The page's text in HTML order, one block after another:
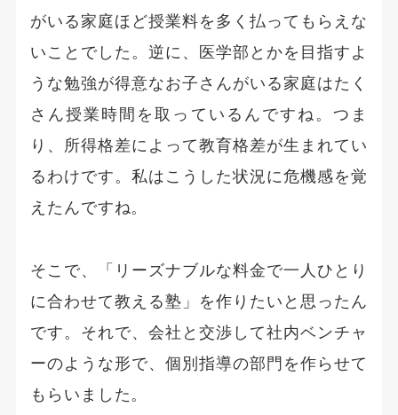
がいる家庭ほど授業料を多く払ってもらえな
いことでした。逆に、医学部とかを目指すよ
うな勉強が得意なお子さんがいる家庭はたく
さん授業時間を取っているんですね。つま
り、所得格差によって教育格差が生まれてい
るわけです。私はこうした状況に危機感を覚
えたんですね。
そこで、「リーズナブルな料金で一人ひとり
に合わせて教える塾」を作りたいと思ったん
です。それで、会社と交渉して社内ベンチャ
ーのような形で、個別指導の部門を作らせて
もらいました。